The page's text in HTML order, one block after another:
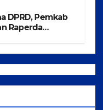
DPRD, Pemkab
Raperda